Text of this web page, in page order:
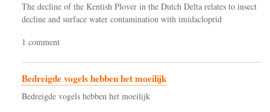
The decline of the Kentish Plover in the Dutch Delta relates to insect
decline and surface water contamination with imidacloprid
1 comment
Bedreigde vogels hebben het moeilijk
Bedreigde vogels hebben het moeilijk